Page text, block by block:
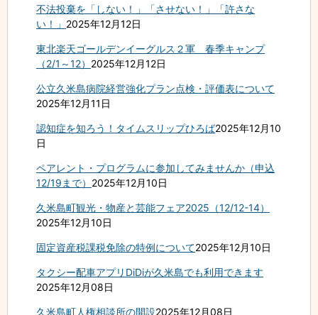
不法投棄を「しない！」「させない！」「許さな
い！」 2025年12月12日
東北楽天ゴールデンイーグルス２軍 春季キャンプ
（2/1～12） 2025年12月12日
公立久米島病院経営強化プラン点検・評価表について
2025年12月11日
認知症を知ろう！タイムスリップひろば2025年12月10
日
ペアレント・プログラムに参加してみませんか（申込
12/19まで） 2025年12月10日
久米島町観光・物産と芸能フェア2025（12/12-14）
2025年12月10日
固定資産税課税免除の特例について2025年12月10日
タクシー配車アプリDiDiが久米島でも利用できます
2025年12月08日
久米島町人権相談所の開設2025年12月08日